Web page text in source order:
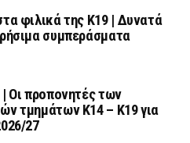
φιλικά της Κ19 | Δυνατά
συμπεράσματα
Οι προπονητές των
τμημάτων Κ14 – Κ19 για
27